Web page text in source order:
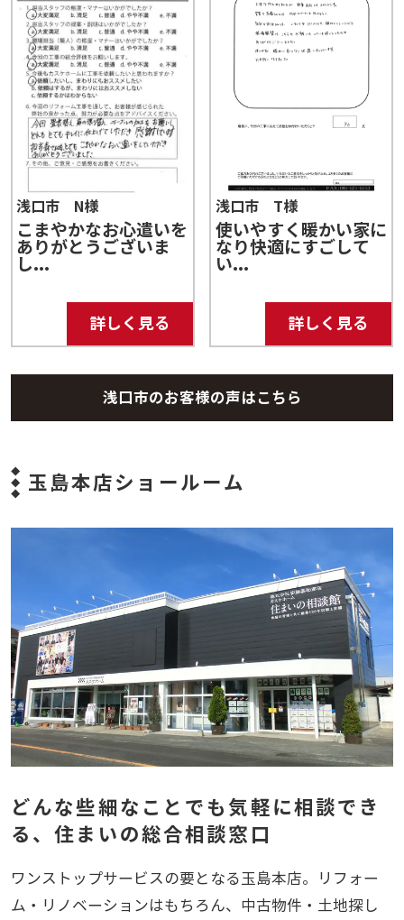
浅口市 N様
こまやかなお心遣いを
ありがとうございま
し...
詳しく見る
浅口市 T様
使いやすく暖かい家に
なり快適にすごして
い...
詳しく見る
浅口市のお客様の声はこちら
玉島本店ショールーム
どんな些細なことでも気軽に相談でき
る、住まいの総合相談窓口
ワンストップサービスの要となる玉島本店。リフォー
ム・リノベーションはもちろん、中古物件・土地探し